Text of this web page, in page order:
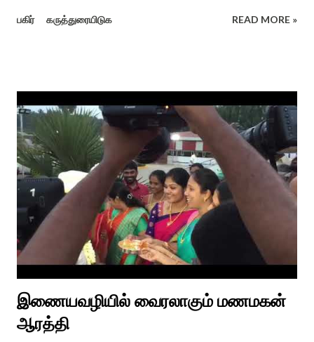
பொங்கல் விழாவை விவரிக்கிறார். நற்றிணை, குறுந்தொகை,
சங்க இலக்கியங்களுக்கு பின் காலகட்டத்திலும் 'புதுக்கலத்து எழுந்த
தீம்பால் பொங்கல்' என சிறப்பிக்கும் சீவக சிந்தாமணி. காலங்கள்
தோறும் தமிழர்களின் வாழ்வியல் அங்கமாக உள்ள பொங்கல் விழாவில்
தமிழர்கள் சொந்த பிள்ளைகளைப் போல கால்நடைகளை வளர்த்துப்
போற்றி உடன் விளையாடி மகிழ்வதும் இயற்கையுடன் இணைந்த
இயந்திரம் இல்லாத கால வாழ்க்கை முறையாகும். தொடர்ந்து உற்றார்
உறவுகளைக் கண்டு மகிழும் காணும் பொங்கல் இயற்கை, வாழ்வியல்
முறை, உறவுகள் சார்ந்த உயிர்ப்பான ...
பகிர் கருத்துரையிடுக READ MORE »
இணையவழியில் வைரலாகும் மணமகன்
ஆரத்தி